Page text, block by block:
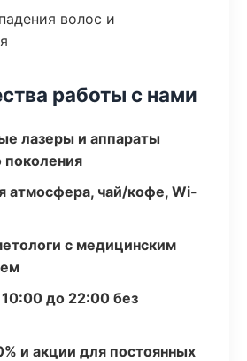
волос и
работы с нами
лазеры и аппараты
поколения
атмосфера, чай/кофе, Wi-
с медицинским
до 22:00 без
и акции для постоянных